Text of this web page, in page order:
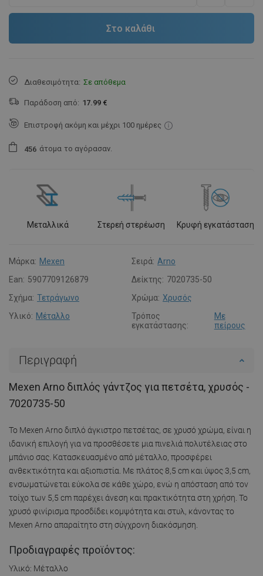
Στο καλάθι
Διαθεσιμότητα: Σε απόθεμα
Παράδοση από: 17.99 €
Επιστροφή ακόμη και μέχρι 100 ημέρες
456 άτομα το αγόρασαν.
Μεταλλικά Στερεή στερέωση Κρυφή εγκατάσταση
Μάρκα: Mexen Σειρά: Arno
Ean: 5907709126879 Δείκτης: 7020735-50
Σχήμα: Τετράγωνο Χρώμα: Χρυσός
Υλικό: Μέταλλο
Τρόπος
εγκατάστασης:
Με
πείρους
Περιγραφή
Mexen Arno διπλός γάντζος για πετσέτα, χρυσός -
7020735-50
Το Mexen Arno διπλό άγκιστρο πετσέτας, σε χρυσό χρώμα, είναι η
ιδανική επιλογή για να προσθέσετε μια πινελιά πολυτέλειας στο
μπάνιο σας. Κατασκευασμένο από μέταλλο, προσφέρει
ανθεκτικότητα και αξιοπιστία. Με πλάτος 8,5 cm και ύψος 3,5 cm,
ενσωματώνεται εύκολα σε κάθε χώρο, ενώ η απόσταση από τον
τοίχο των 5,5 cm παρέχει άνεση και πρακτικότητα στη χρήση. Το
χρυσό φινίρισμα προσδίδει κομψότητα και στυλ, κάνοντας το
Mexen Arno απαραίτητο στη σύγχρονη διακόσμηση.
Προδιαγραφές προϊόντος:
Υλικό: Μέταλλο